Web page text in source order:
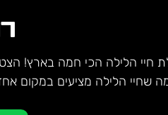
חיי הלילה הכי חמה בארץ!
שחיי הלילה מציעים במקום